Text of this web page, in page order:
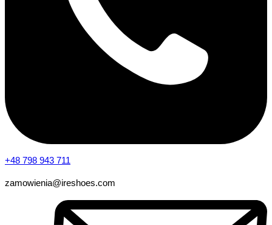
+48 798 943 711
zamowienia@ireshoes.com